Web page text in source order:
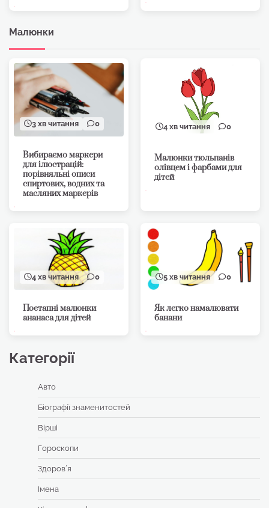
Малюнки
3 хв читання 0
Вибираємо маркери
для ілюстрацій:
порівняльні описи
спиртових, водних та
масляних маркерів
4 хв читання 0
Малюнки тюльпанів
олівцем і фарбами для
дітей
4 хв читання 0
Поетапні малюнки
ананаса для дітей
5 хв читання 0
Як легко намалювати
банани
Категорії
Авто
Біографії знаменитостей
Вірші
Гороскопи
Здоровʼя
Імена